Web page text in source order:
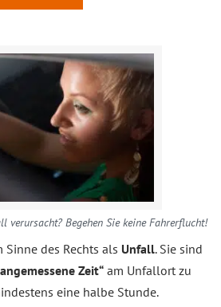
verursacht? Begehen Sie keine Fahrerflucht!
des Rechts als Unfall. Sie sind
Zeit“ am Unfallort zu
eine halbe Stunde.